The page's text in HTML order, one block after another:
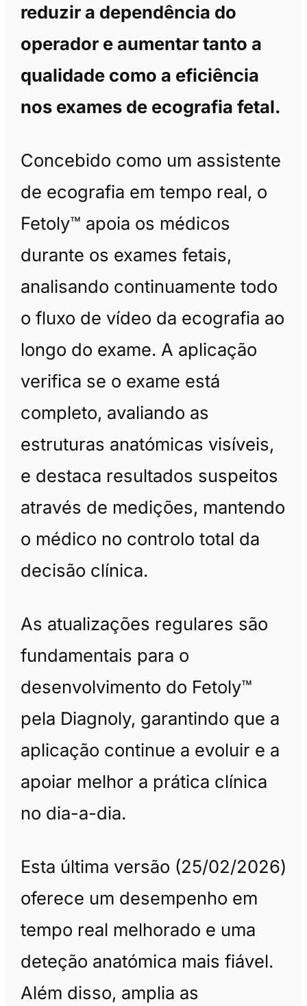
reduzir a dependência do
operador e aumentar tanto a
qualidade como a eficiência
nos exames de ecografia fetal.
Concebido como um assistente
de ecografia em tempo real, o
Fetoly™ apoia os médicos
durante os exames fetais,
analisando continuamente todo
o fluxo de vídeo da ecografia ao
longo do exame. A aplicação
verifica se o exame está
completo, avaliando as
estruturas anatómicas visíveis,
e destaca resultados suspeitos
através de medições, mantendo
o médico no controlo total da
decisão clínica.
As atualizações regulares são
fundamentais para o
desenvolvimento do Fetoly™
pela Diagnoly, garantindo que a
aplicação continue a evoluir e a
apoiar melhor a prática clínica
no dia-a-dia.
Esta última versão (25/02/2026)
oferece um desempenho em
tempo real melhorado e uma
deteção anatómica mais fiável.
Além disso, amplia as